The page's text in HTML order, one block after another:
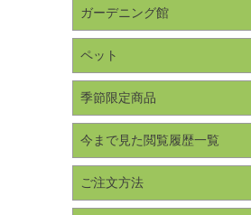
ガーデニング館
ペット
季節限定商品
今まで見た閲覧履歴一覧
ご注文方法